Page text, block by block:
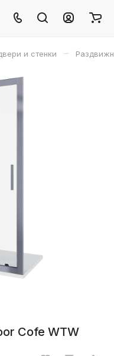
и стенки –
Cofe WTW